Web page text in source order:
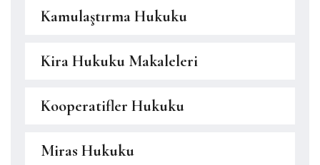
Kamulaştırma Hukuku
Kira Hukuku Makaleleri
Kooperatifler Hukuku
Miras Hukuku